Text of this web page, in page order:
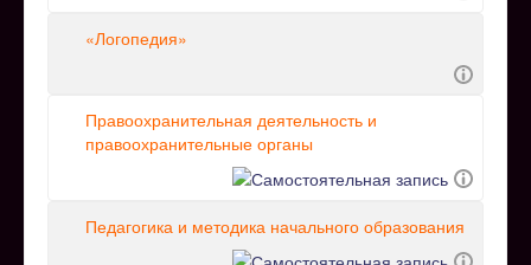
«Логопедия»
Правоохранительная деятельность и
правоохранительные органы
Педагогика и методика начального образования